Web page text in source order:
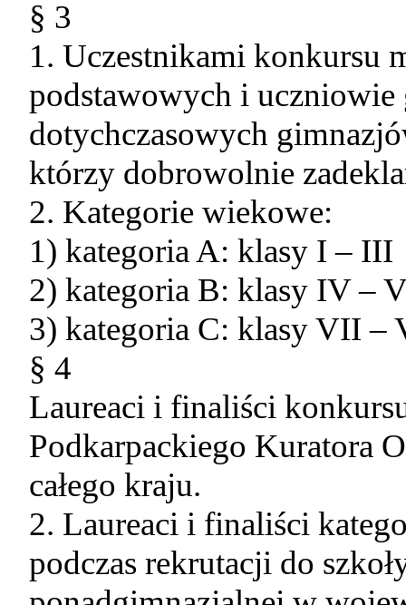
§ 3
1. Uczestnikami konkursu
podstawowych i
dotychczasowych
którzy dobrowolnie
2. Kategorie wiekowe:
1) kategoria A: klasy I – III
2) kategoria B: klasy IV –
3) kategoria C: klasy VII
§ 4
Laureaci i finaliści
Podkarpackiego Kuratora
całego kraju.
2. Laureaci i finaliści
podczas rekrutacji do